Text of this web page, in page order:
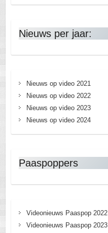
Nieuws per jaar:
Nieuws op video 2021
Nieuws op video 2022
Nieuws op video 2023
Nieuws op video 2024
Paaspoppers
Videonieuws Paaspop 2022
Videonieuws Paaspop 2023